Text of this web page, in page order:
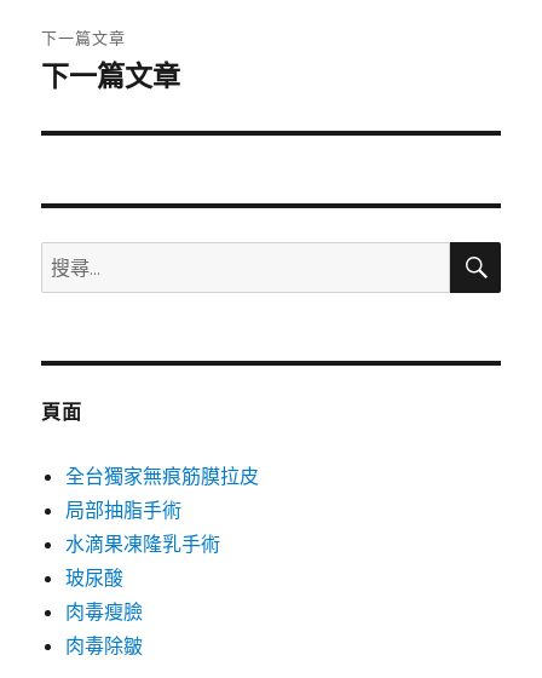
覽
文
章:
下一篇文章
下
篇
章:
下一篇文章
搜
尋
鍵
搜
頁面
全台獨家無痕筋膜拉皮
局部抽脂手術
水滴果凍隆乳手術
玻尿酸
肉毒瘦臉
肉毒除皺